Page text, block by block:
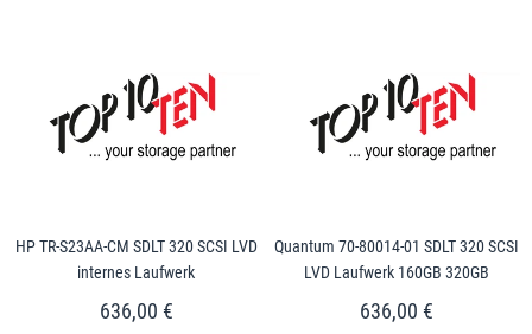
HP TR-S23AA-CM SDLT 320 SCSI LVD
internes Laufwerk
636,00 €
Quantum 70-80014-01 SDLT 320 SCSI
LVD Laufwerk 160GB 320GB
636,00 €